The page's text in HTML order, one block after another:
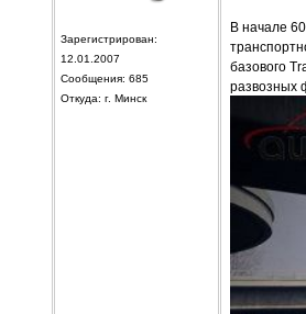
Зарегистрирован:
12.01.2007
Сообщения: 685
Откуда: г. Минск
В начале
базового
развозных